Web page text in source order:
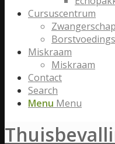
Cursuscentrum
Miskraam
Miskraam
Contact
Search
Menu Menu